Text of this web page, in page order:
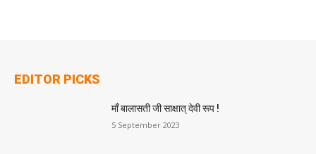
EDITOR PICKS
माँ बालासती जी साक्षात् देवी रूप !
5 September 2023